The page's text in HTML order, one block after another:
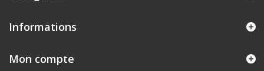
Informations
Mon compte